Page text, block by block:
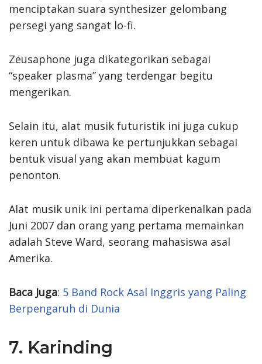
menciptakan suara synthesizer gelombang
persegi yang sangat lo-fi.
Zeusaphone juga dikategorikan sebagai
“speaker plasma” yang terdengar begitu
mengerikan.
Selain itu, alat musik futuristik ini juga cukup
keren untuk dibawa ke pertunjukkan sebagai
bentuk visual yang akan membuat kagum
penonton.
Alat musik unik ini pertama diperkenalkan pada
Juni 2007 dan orang yang pertama memainkan
adalah Steve Ward, seorang mahasiswa asal
Amerika.
Baca Juga: 5 Band Rock Asal Inggris yang Paling
Berpengaruh di Dunia
7. Karinding